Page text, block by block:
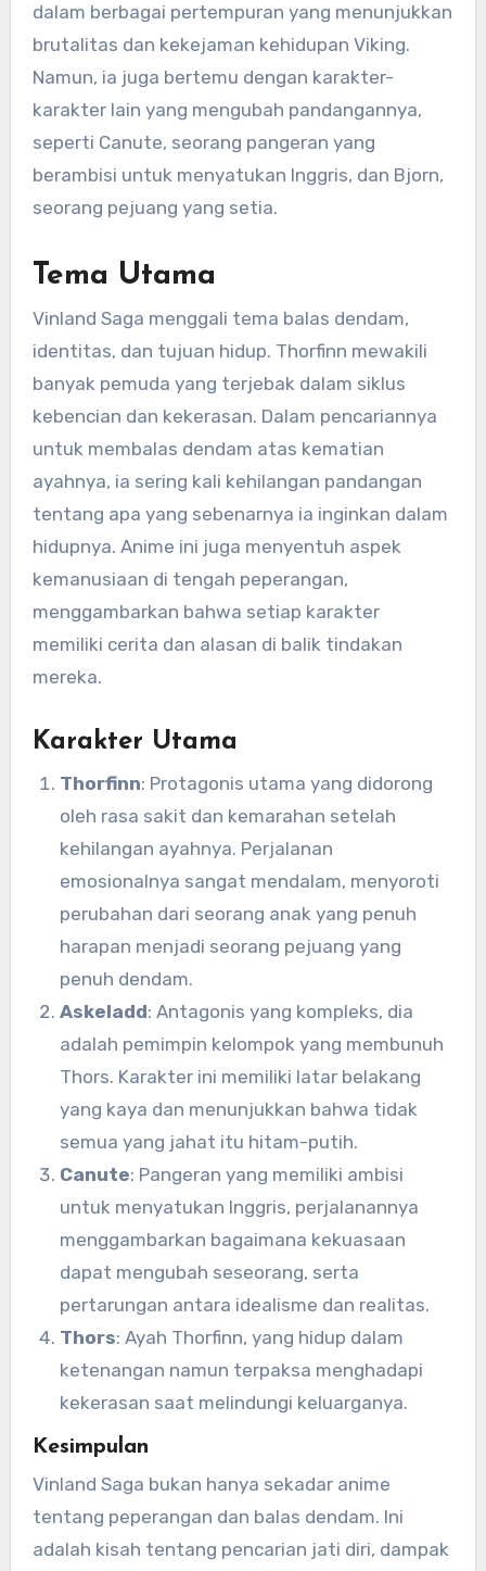
dalam berbagai pertempuran yang menunjukkan
brutalitas dan kekejaman kehidupan Viking.
Namun, ia juga bertemu dengan karakter-
karakter lain yang mengubah pandangannya,
seperti Canute, seorang pangeran yang
berambisi untuk menyatukan Inggris, dan Bjorn,
seorang pejuang yang setia.
Tema Utama
Vinland Saga menggali tema balas dendam,
identitas, dan tujuan hidup. Thorfinn mewakili
banyak pemuda yang terjebak dalam siklus
kebencian dan kekerasan. Dalam pencariannya
untuk membalas dendam atas kematian
ayahnya, ia sering kali kehilangan pandangan
tentang apa yang sebenarnya ia inginkan dalam
hidupnya. Anime ini juga menyentuh aspek
kemanusiaan di tengah peperangan,
menggambarkan bahwa setiap karakter
memiliki cerita dan alasan di balik tindakan
mereka.
Karakter Utama
Thorfinn: Protagonis utama yang didorong
oleh rasa sakit dan kemarahan setelah
kehilangan ayahnya. Perjalanan
emosionalnya sangat mendalam, menyoroti
perubahan dari seorang anak yang penuh
harapan menjadi seorang pejuang yang
penuh dendam.
Askeladd: Antagonis yang kompleks, dia
adalah pemimpin kelompok yang membunuh
Thors. Karakter ini memiliki latar belakang
yang kaya dan menunjukkan bahwa tidak
semua yang jahat itu hitam-putih.
Canute: Pangeran yang memiliki ambisi
untuk menyatukan Inggris, perjalanannya
menggambarkan bagaimana kekuasaan
dapat mengubah seseorang, serta
pertarungan antara idealisme dan realitas.
Thors: Ayah Thorfinn, yang hidup dalam
ketenangan namun terpaksa menghadapi
kekerasan saat melindungi keluarganya.
Kesimpulan
Vinland Saga bukan hanya sekadar anime
tentang peperangan dan balas dendam. Ini
adalah kisah tentang pencarian jati diri, dampak